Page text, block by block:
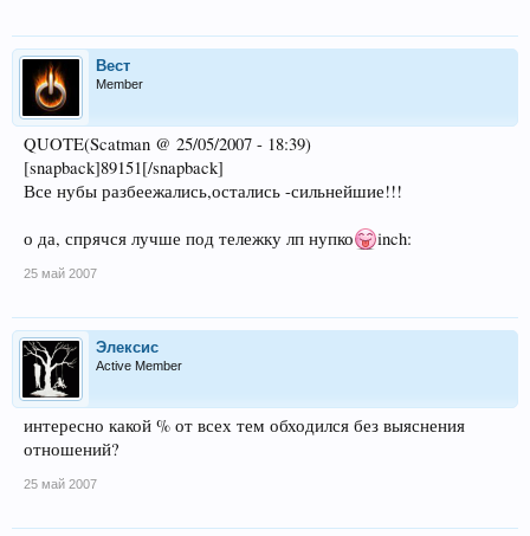
Beст
Member
QUOTE(Scatman @ 25/05/2007 - 18:39)
[snapback]89151[/snapback]
Все нубы разбеежались,остались -сильнейшие!!!
о да, спрячся лучше под тележку лп нупко inch:
25 май 2007
Элексис
Active Member
интересно какой % от всех тем обходился без выяснения
отношений?
25 май 2007